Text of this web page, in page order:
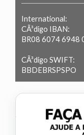
International:
CÃ³digo IBAN:
BR08 6074 6948
CÃ³digo SWIFT:
BBDEBRSPSPO